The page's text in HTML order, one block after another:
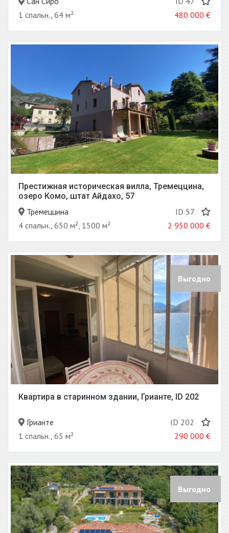
1 спальн., 64 м²
480 000 €
Престижная историческая вилла, Тремеццина,
озеро Комо, штат Айдахо, 57
Тремеццина
ID 57
4 спальн., 650 м², 1500 м²
2 950 000 €
Выгодно
Квартира в старинном здании, Грианте, ID 202
Грианте
ID 202
1 спальн., 65 м²
290 000 €
Выгодно